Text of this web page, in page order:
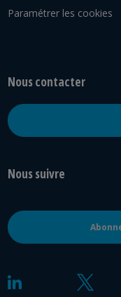
Paramétrer les cookies
Nous contacter
Nous suivre